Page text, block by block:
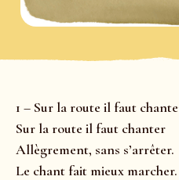
1 – Sur la route il faut
Sur la route il faut chanter
Allègrement, sans s’arrêter.
Le chant fait mieux marcher.